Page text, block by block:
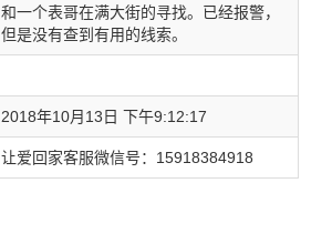
和一个表哥在满大街的寻找。已经报警，
但是没有查到有用的线索。
2018年10月13日 下午9:12:17
让爱回家客服微信号：15918384918